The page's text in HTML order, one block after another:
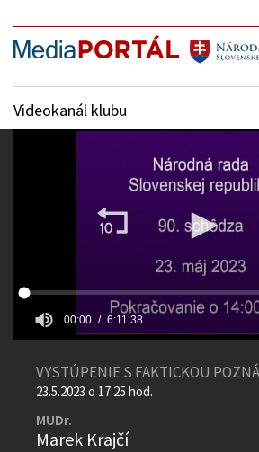
Videokanál klubu
00:00 6:11:38
VYSTÚPENIE S FAKTICKOU
23.5.2023 o 17:25 hod.
MUDr.
Marek Krajčí